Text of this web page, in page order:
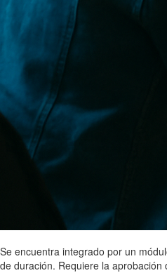
Se encuentra integrado por un
de duración. Requiere la aprobación